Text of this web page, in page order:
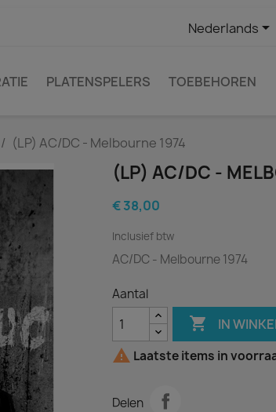
Nederlands
PLATENSPELERS TOEBEHOREN
(LP) AC/DC - Melbourne 1974
(LP) AC/DC -
€ 38,00
Inclusief btw
AC/DC - Melbourne 1974
Aantal
 IN
 Laatste items in
Delen